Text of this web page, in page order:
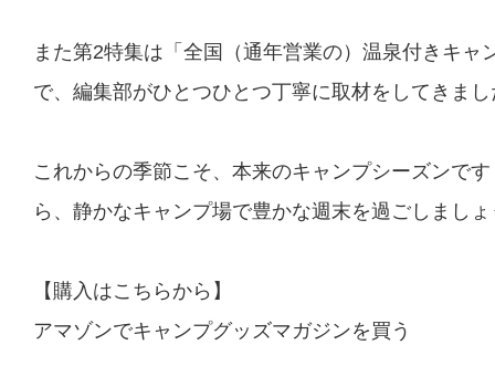
また第2特集は「全国（通年営業の）温泉付きキ
で、編集部がひとつひとつ丁寧に取材をしてきまし
これからの季節こそ、本来のキャンプシーズンで
ら、静かなキャンプ場で豊かな週末を過ごしまし
【購入はこちらから】
アマゾンでキャンプグッズマガジンを買う